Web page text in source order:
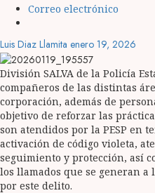
Correo electrónico
Luis Diaz Llamita enero 19, 2026
División SALVA de la Policía
compañeros de las distintas
corporación, además de
objetivo de reforzar las
son atendidos por la PESP en
activación de código violeta,
seguimiento y protección, así
los llamados que se generan a
por este delito.